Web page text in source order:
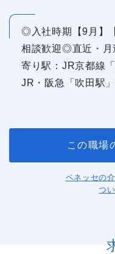
◎入社時期【9月】
相談歓迎◎直近・月
寄り駅：JR京都線
JR・阪急「吹田駅
この職場
ベネッセの
つ